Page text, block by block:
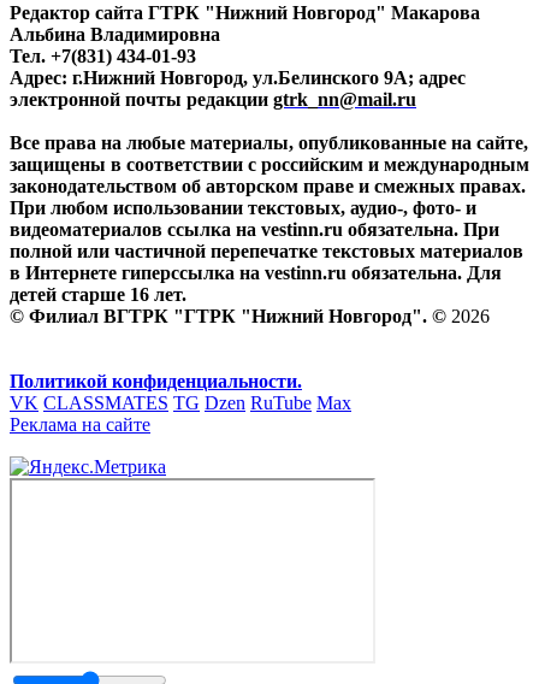
Редактор сайта ГТРК "Нижний Новгород" Макарова
Альбина Владимировна
Тел. +7(831) 434-01-93
Адрес: г.Нижний Новгород, ул.Белинского 9А; адрес
электронной почты редакции gtrk_nn@mail.ru
Все права на любые материалы, опубликованные на сайте,
защищены в соответствии с российским и международным
законодательством об авторском праве и смежных правах.
При любом использовании текстовых, аудио-, фото- и
видеоматериалов ссылка на vestinn.ru обязательна. При
полной или частичной перепечатке текстовых материалов
в Интернете гиперссылка на vestinn.ru обязательна. Для
детей старше 16 лет.
© Филиал ВГТРК "ГТРК "Нижний Новгород". © 2026
Политикой конфиденциальности.
VK CLASSMATES TG Dzen RuTube Max
Реклама на сайте